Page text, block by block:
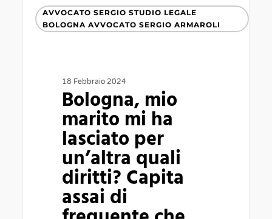
mio
AVVOCATO SERGIO STUDIO LEGALE
BOLOGNA AVVOCATO SERGIO ARMAROLI
18 Febbraio 2024
Bologna, mio
marito mi ha
lasciato per
un’altra quali
diritti? Capita
assai di